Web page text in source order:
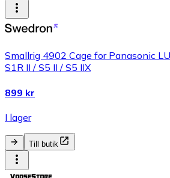
Smallrig 4902 Cage for Panasonic
S1R II / S5 II / S5 IIX
899 kr
I lager
Till butik